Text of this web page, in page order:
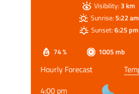
74 % 1005 mb
Visibility:3 km
Sunrise:5:22 am
Sunset:6:25 pm
Hourly Forecast
4:00 pm